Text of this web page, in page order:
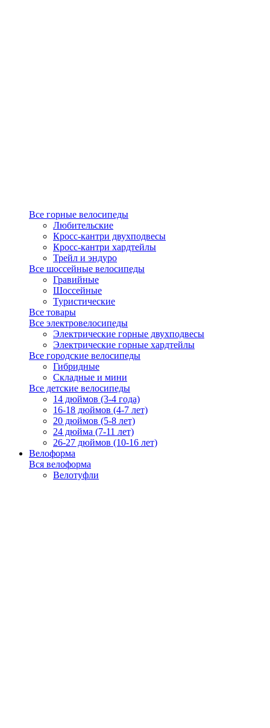
Все горные велосипеды
Любительские
Кросс-кантри двухподвесы
Кросс-кантри хардтейлы
Трейл и эндуро
Все шоссейные велосипеды
Гравийные
Шоссейные
Туристические
Все товары
Все электровелосипеды
Электрические горные двухподвесы
Электрические горные хардтейлы
Все городские велосипеды
Гибридные
Складные и мини
Все детские велосипеды
14 дюймов (3-4 года)
16-18 дюймов (4-7 лет)
20 дюймов (5-8 лет)
24 дюйма (7-11 лет)
26-27 дюймов (10-16 лет)
Велоформа
Вся велоформа
Велотуфли